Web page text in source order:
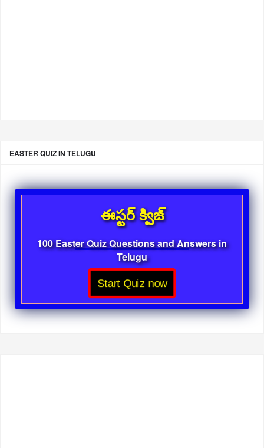
EASTER QUIZ IN TELUGU
ఈస్టర్ క్విజ్
100 Easter Quiz Questions and Answers in
Telugu
Start Quiz now